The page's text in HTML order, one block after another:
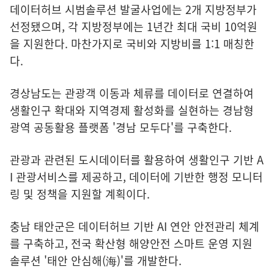
데이터허브 시범솔루션 발굴사업에는 2개 지방정부가
선정됐으며, 각 지방정부에는 1년간 최대 국비 10억원
을 지원한다. 마찬가지로 국비와 지방비를 1:1 매칭한
다.
경상남도는 관광객 이동과 체류를 데이터로 연결하여
생활인구 확대와 지역경제 활성화를 실현하는 경남형
광역 공동활용 플랫폼 '경남 모두다'를 구축한다.
관광과 관련된 도시데이터를 활용하여 생활인구 기반 A
I 관광서비스를 제공하고, 데이터에 기반한 행정 모니터
링 및 정책을 지원할 계획이다.
충남 태안군은 데이터허브 기반 AI 연안 안전관리 체계
를 구축하고, 전국 확산형 해양안전 스마트 운영 지원
솔루션 '태안 안심해(海)'를 개발한다.